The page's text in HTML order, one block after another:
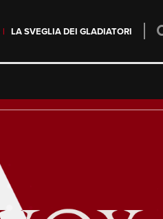
LA SVEGLIA DEI GLADIATORI